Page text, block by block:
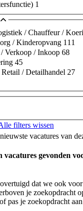
1
/ Chauffeur /
/ Kinderopvang 111
Verkoop / Inkoop 68
45
/ Detailhandel 27
filters wissen
vacatures van
vacatures gevonden
dat we ook
je zoekopdracht
pas je zoekopdracht aan